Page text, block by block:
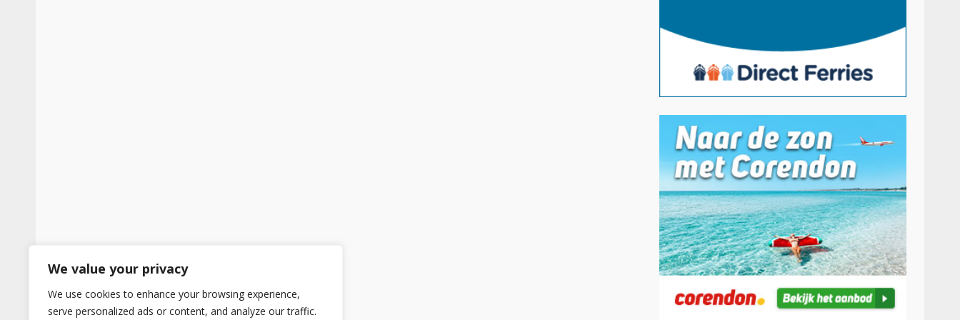
We value your privacy
We use cookies to enhance your browsing experience,
serve personalized ads or content, and analyze our traffic.